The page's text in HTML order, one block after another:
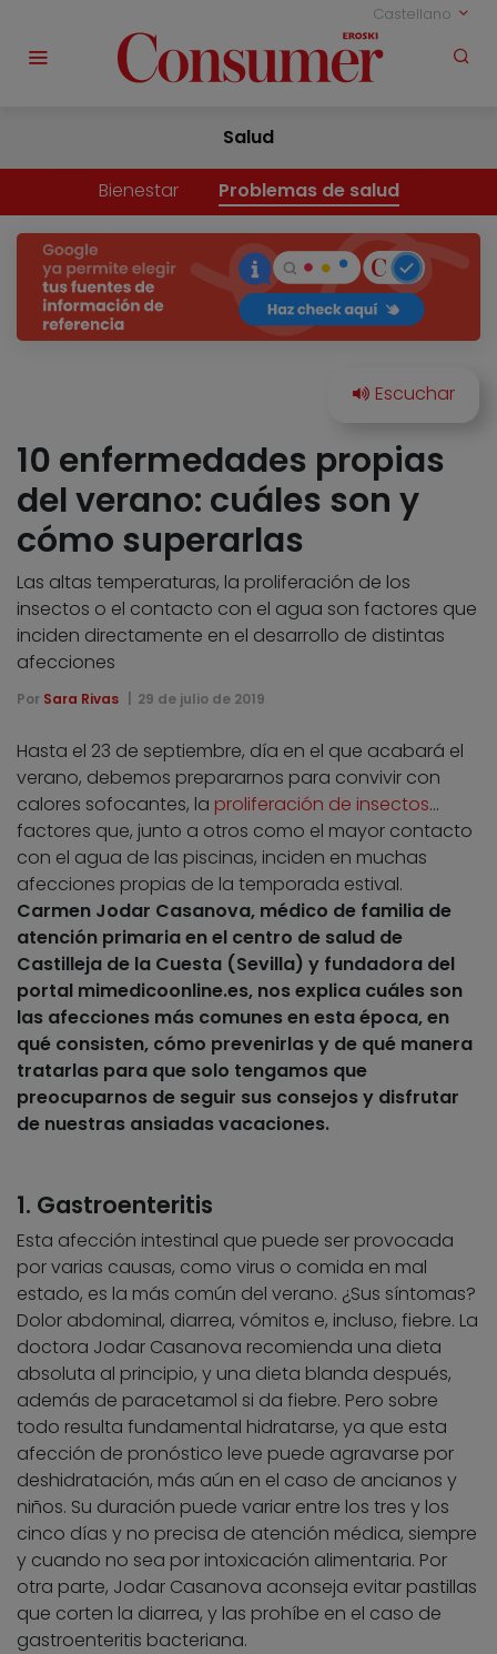
Castellano
Salud
Bienestar Problemas de salud
10 enfermedades propias
del verano: cuáles son y
cómo superarlas
Las altas temperaturas, la proliferación de los
insectos o el contacto con el agua son factores que
inciden directamente en el desarrollo de distintas
afecciones
Por Sara Rivas 29 de julio de 2019
Hasta el 23 de septiembre, día en el que acabará el
verano, debemos prepararnos para convivir con
calores sofocantes, la proliferación de insectos…
factores que, junto a otros como el mayor contacto
con el agua de las piscinas, inciden en muchas
afecciones propias de la temporada estival.
Carmen Jodar Casanova, médico de familia de
atención primaria en el centro de salud de
Castilleja de la Cuesta (Sevilla) y fundadora del
portal mimedicoonline.es, nos explica cuáles son
las afecciones más comunes en esta época, en
qué consisten, cómo prevenirlas y de qué manera
tratarlas para que solo tengamos que
preocuparnos de seguir sus consejos y disfrutar
de nuestras ansiadas vacaciones.
1. Gastroenteritis
Esta afección intestinal que puede ser provocada
por varias causas, como virus o comida en mal
estado, es la más común del verano. ¿Sus síntomas?
Dolor abdominal, diarrea, vómitos e, incluso, fiebre. La
doctora Jodar Casanova recomienda una dieta
absoluta al principio, y una dieta blanda después,
además de paracetamol si da fiebre. Pero sobre
todo resulta fundamental hidratarse, ya que esta
afección de pronóstico leve puede agravarse por
deshidratación, más aún en el caso de ancianos y
niños. Su duración puede variar entre los tres y los
cinco días y no precisa de atención médica, siempre
y cuando no sea por intoxicación alimentaria. Por
otra parte, Jodar Casanova aconseja evitar pastillas
que corten la diarrea, y las prohíbe en el caso de
gastroenteritis bacteriana.